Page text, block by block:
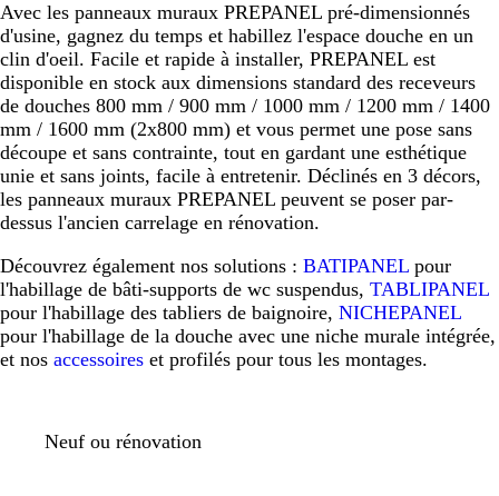
Avec les panneaux muraux PREPANEL pré-dimensionnés
d'usine, gagnez du temps et habillez l'espace douche en un
clin d'oeil. Facile et rapide à installer, PREPANEL est
disponible en stock aux dimensions standard des receveurs
de douches 800 mm / 900 mm / 1000 mm / 1200 mm / 1400
mm / 1600 mm (2x800 mm) et vous permet une pose sans
découpe et sans contrainte, tout en gardant une esthétique
unie et sans joints, facile à entretenir. Déclinés en 3 décors,
les panneaux muraux PREPANEL peuvent se poser par-
dessus l'ancien carrelage en rénovation.
Découvrez également nos solutions : BATIPANEL pour
l'habillage de bâti-supports de wc suspendus, TABLIPANEL
pour l'habillage des tabliers de baignoire, NICHEPANEL
pour l'habillage de la douche avec une niche murale intégrée,
et nos accessoires et profilés pour tous les montages.
Neuf ou rénovation